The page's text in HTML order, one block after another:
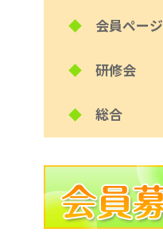
◆ 会員ページ
◆ 研修会
◆ 総合